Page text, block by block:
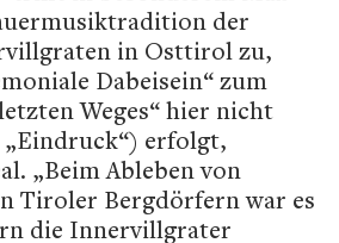
der
in Osttirol zu,
Dabeisein“ zum
Weges“ hier nicht
erfolgt,
„Beim Ableben von
Tiroler Bergdörfern war es
die Innervillgrater